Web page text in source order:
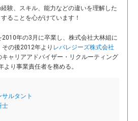
験、スキル、能力などの違いを理解した
ることを心がけています！
年の3月に卒業し、株式会社大林組に
その後2012年より レバレジーズ株式会社
ャリアアドバイザー・リクルーティング
り事業責任者を務める。
ルタント
士